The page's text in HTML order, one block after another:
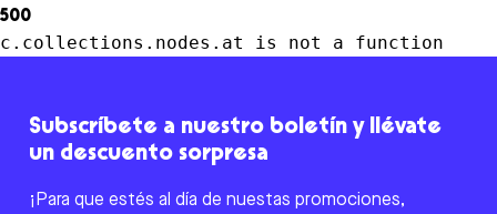
500
c.collections.nodes.at is not a function
Subscríbete a nuestro boletín y llévate
un descuento sorpresa
¡Para que estés al día de nuestas promociones,